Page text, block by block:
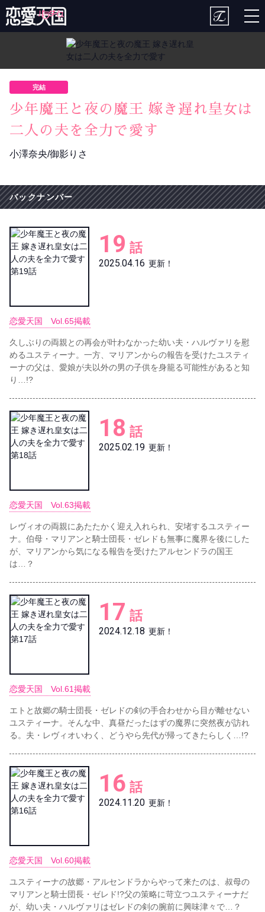
完結
少年魔王と夜の魔王 嫁き遅れ皇女は
二人の夫を全力で愛す
小澤奈央/御影りさ
バックナンバー
19 話
2025.04.16 更新！
恋愛天国 Vol.65掲載
久しぶりの両親との再会が叶わなかった幼い夫・ハルヴァリを慰
めるユスティーナ。一方、マリアンからの報告を受けたユスティ
ーナの父は、愛娘が夫以外の男の子供を身籠る可能性があると知
り…!?
18 話
2025.02.19 更新！
恋愛天国 Vol.63掲載
レヴィオの両親にあたたかく迎え入れられ、安堵するユスティー
ナ。伯母・マリアンと騎士団長・ゼレドも無事に魔界を後にした
が、マリアンから気になる報告を受けたアルセンドラの国王
は…？
17 話
2024.12.18 更新！
恋愛天国 Vol.61掲載
エトと故郷の騎士団長・ゼレドの剣の手合わせから目が離せない
ユスティーナ。そんな中、真昼だったはずの魔界に突然夜が訪れ
る。夫・レヴィオいわく、どうやら先代が帰ってきたらしく…!?
16 話
2024.11.20 更新！
恋愛天国 Vol.60掲載
ユスティーナの故郷・アルセンドラからやって来たのは、叔母の
マリアンと騎士団長・ゼレド!?父の策略に苛立つユスティーナだ
が、幼い夫・ハルヴァリはゼレドの剣の腕前に興味津々で…？